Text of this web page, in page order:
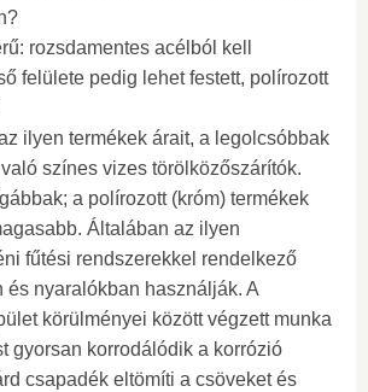
rozsdamentes acélból kell
felülete pedig lehet festett, polírozott
ilyen termékek árait, a legolcsóbbak
színes vizes törölközőszárítók.
a polírozott (króm) termékek
Általában az ilyen
fűtési rendszerekkel rendelkező
és nyaralókban használják. A
körülményei között végzett munka
gyorsan korrodálódik a korrózió
csapadék eltömíti a csöveket és